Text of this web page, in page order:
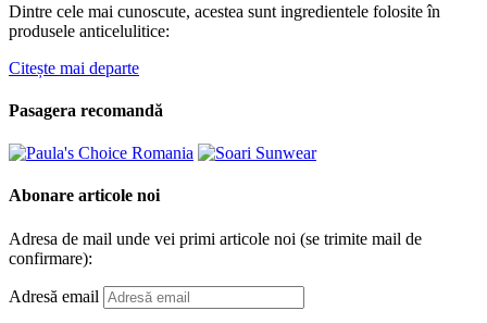
Dintre cele mai cunoscute, acestea sunt ingredientele folosite în
produsele anticelulitice:
Citește mai departe
Pasagera recomandă
Abonare articole noi
Adresa de mail unde vei primi articole noi (se trimite mail de
confirmare):
Adresă email